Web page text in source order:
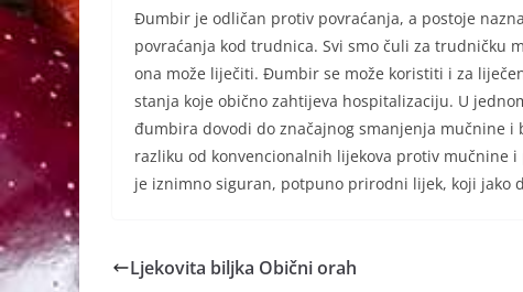
Đumbir je odličan protiv povraćanja, a postoje
povraćanja kod trudnica. Svi smo čuli za trudničku
ona može liječiti. Đumbir se može koristiti i za
stanja koje obično zahtijeva hospitalizaciju. U
đumbira dovodi do značajnog smanjenja mučnine
razliku od konvencionalnih lijekova protiv mučnine
je iznimno siguran, potpuno prirodni lijek, koji jako
Ljekovita biljka Obični orah